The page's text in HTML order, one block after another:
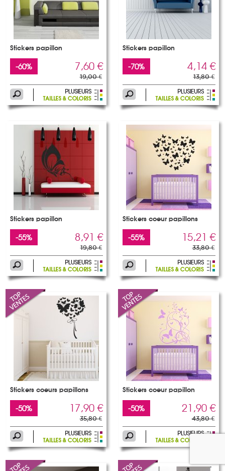
Stickers papillon
-60% 7,60 €
19,00 €
Stickers papillon
-70% 4,14 €
13,80 €
Stickers papillon
-55% 8,91 €
19,80 €
Stickers coeur papillons
-55% 15,21 €
33,80 €
Stickers coeurs papillons
-50% 17,90 €
35,80 €
Stickers coeur papillon
-50% 21,90 €
43,80 €